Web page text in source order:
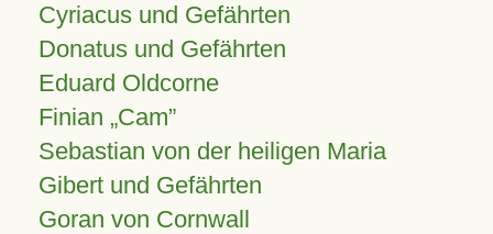
Cyriacus und Gefährten
Donatus und Gefährten
Eduard Oldcorne
Finian Cam
Sebastian von der heiligen Maria
Gibert und Gefährten
Goran von Cornwall